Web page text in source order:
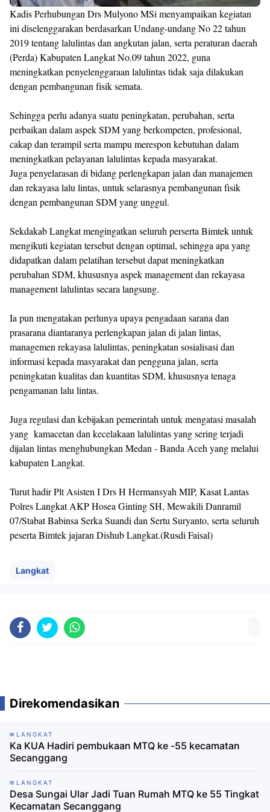
Kadis Perhubungan Drs Mulyono MSi menyampaikan kegiatan
ini diselenggarakan berdasarkan Undang-undang No 22 tahun
2019 tentang lalulintas dan angkutan jalan, serta peraturan daerah
(Perda) Kabupaten Langkat No.09 tahun 2022, guna
meningkatkan penyelenggaraan lalulintas tidak saja dilakukan
dengan pembangunan fisik semata.
Sehingga perlu adanya suatu peningkatan, perubahan, serta
perbaikan dalam aspek SDM yang berkompeten, profesional,
cakap dan terampil serta mampu merespon kebutuhan dalam
meningkatkan pelayanan lalulintas kepada masyarakat.
Juga penyelarasan di bidang perlengkapan jalan dan manajemen
dan rekayasa lalu lintas, untuk selarasnya pembangunan fisik
dengan pembangunan SDM yang unggul.
Sekdakab Langkat mengingatkan seluruh perserta Bimtek untuk
mengikuti kegiatan tersebut dengan optimal, sehingga apa yang
didapatkan dalam pelatihan tersebut dapat meningkatkan
perubahan SDM, khususnya aspek management dan rekayasa
management lalulintas secara langsung.
Ia pun mengatakan perlunya upaya pengadaan sarana dan
prasarana diantaranya perlengkapan jalan di jalan lintas,
managemen rekayasa lalulintas, peningkatan sosialisasi dan
informasi kepada masyarakat dan pengguna jalan, serta
peningkatan kualitas dan kuantitas SDM, khususnya tenaga
pengamanan lalu lintas.
Juga regulasi dan kebijakan pemerintah untuk mengatasi masalah
yang kamacetan dan kecelakaan lalulintas yang sering terjadi
dijalan lintas menghubungkan Medan - Banda Aceh yang melalui
kabupaten Langkat.
Turut hadir Plt Asisten I Drs H Hermansyah MIP, Kasat Lantas
Polres Langkat AKP Hosea Ginting SH, Mewakili Danramil
07/Stabat Babinsa Serka Suandi dan Sertu Suryanto, serta seluruh
peserta Bimtek jajaran Dishub Langkat.(Rusdi Faisal)
Langkat
Direkomendasikan
LANGKAT
Ka KUA Hadiri pembukaan MTQ ke -55 kecamatan
Secanggang
LANGKAT
Desa Sungai Ular Jadi Tuan Rumah MTQ ke 55 Tingkat
Kecamatan Secanggang